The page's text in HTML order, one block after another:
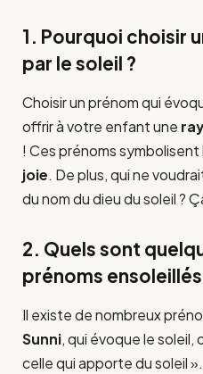
1. Pourquoi choisir
par le soleil ?
Choisir un prénom qui
offrir à votre enfant une
! Ces prénoms symbolisent
joie. De plus, qui ne
du nom du dieu du soleil ?
2. Quels sont
prénoms ensoleillés
Il existe de nombreux
Sunni, qui évoque le soleil,
celle qui apporte du soleil